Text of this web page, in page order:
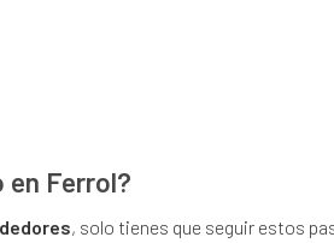
Ferrol?
, solo tienes que seguir estos